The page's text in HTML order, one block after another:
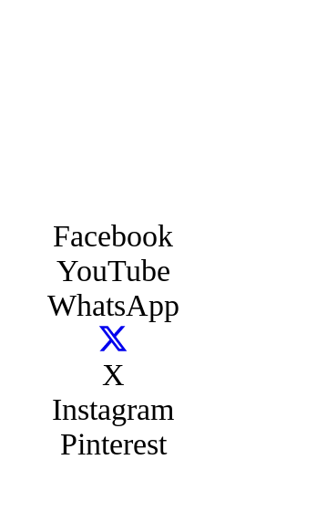
Facebook
YouTube
WhatsApp
X
Instagram
Pinterest